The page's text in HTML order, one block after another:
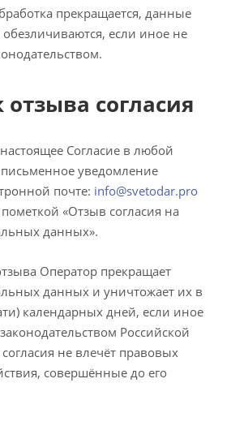
прекращается, данные
если иное не
отзыва согласия
Согласие в любой
уведомление
почте: info@svetodar.pro
пометкой «Отзыв согласия на
данных».
Оператор прекращает
данных и уничтожает их в
календарных дней, если иное
Российской
не влечёт правовых
совершённые до его